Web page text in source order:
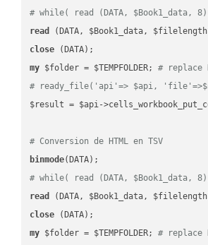
# while( read (DATA, $Book1_data,
read
close
my $folder = $TEMPFOLDER; # replace
# ready_file('api'=> $api,
$result = $api-
# Conversion de HTML en TSV
binmode
# while( read (DATA, $Book1_data,
read
close
my $folder = $TEMPFOLDER; # replace